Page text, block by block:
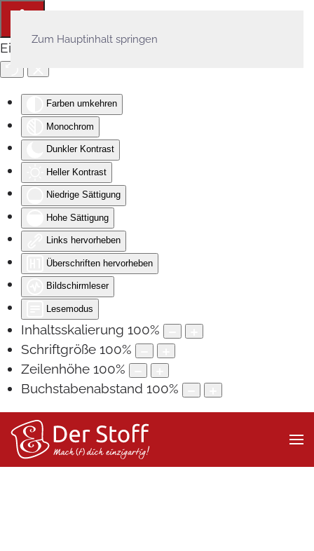
Eingabehilfen öffnen
Farben umkehren
Monochrom
Dunkler Kontrast
Heller Kontrast
Niedrige Sättigung
Hohe Sättigung
Links hervorheben
Überschriften hervorheben
Bildschirmleser
Lesemodus
Inhaltsskalierung 100%
Schriftgröße 100%
Zeilenhöhe 100%
Buchstabenabstand 100%
Zum Hauptinhalt springen